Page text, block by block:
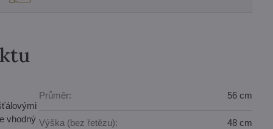
vhodný
Průměr: 56 cm
Výška (bez řetězu): 48 cm